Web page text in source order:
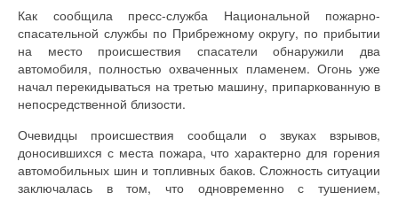
Как сообщила пресс-служба Национальной пожарно-
спасательной службы по Прибрежному округу, по прибытии
на место происшествия спасатели обнаружили два
автомобиля, полностью охваченных пламенем. Огонь уже
начал перекидываться на третью машину, припаркованную в
непосредственной близости.
Очевидцы происшествия сообщали о звуках взрывов,
доносившихся с места пожара, что характерно для горения
автомобильных шин и топливных баков. Сложность ситуации
заключалась в том, что одновременно с тушением,